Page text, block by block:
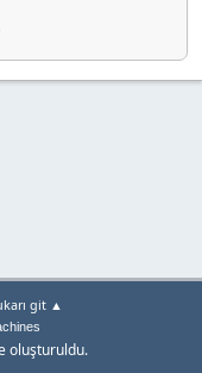
git ▲
oluşturuldu.